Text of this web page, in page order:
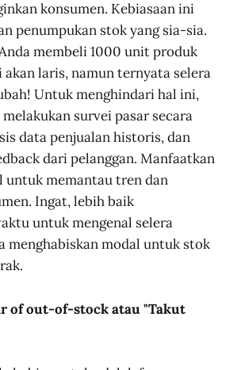
konsumen. Kebiasaan ini
penumpukan stok yang sia-sia.
membeli 1000 unit produk
akan laris, namun ternyata selera
Untuk menghindari hal ini,
survei pasar secara
data penjualan historis, dan
dari pelanggan. Manfaatkan
untuk memantau tren dan
Ingat, lebih baik
untuk mengenal selera
menghabiskan modal untuk stok
of out-of-stock atau "Takut